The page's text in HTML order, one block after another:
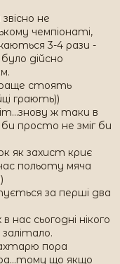
не
чемпіонаті,
3-4 рази -
дійсно
стоять
грають))
ж таки в
просто не зміг би
як захист криє
польоту мяча
за перші два
нас сьогодні нікого
пора
що якщо